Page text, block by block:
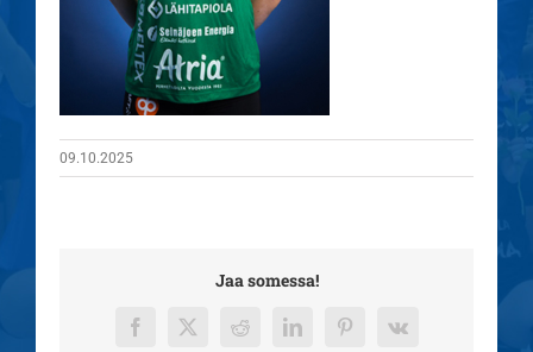
09.10.2025
Jaa somessa!
Facebook
X RedditLinkedInPinterest
Vk